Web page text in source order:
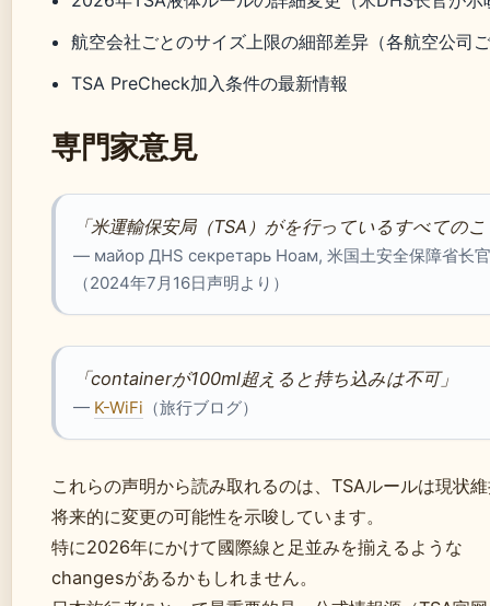
航空会社ごとのサイズ上限の細部差异（各航空公司
TSA PreCheck加入条件の最新情報
専門家意見
「米運輸保安局（TSA）がを行っているすべての
— майор ДHS секретарь Ноам, 米国土安全保障省长官
（2024年7月16日声明より）
「containerが100ml超えると持ち込みは不可」
— K-WiFi （旅行ブログ）
これらの声明から読み取れるのは、TSAルールは現状
将来的に変更の可能性を示唆しています。
特に2026年にかけて國際線と足並みを揃えるような
changesがあるかもしれません。